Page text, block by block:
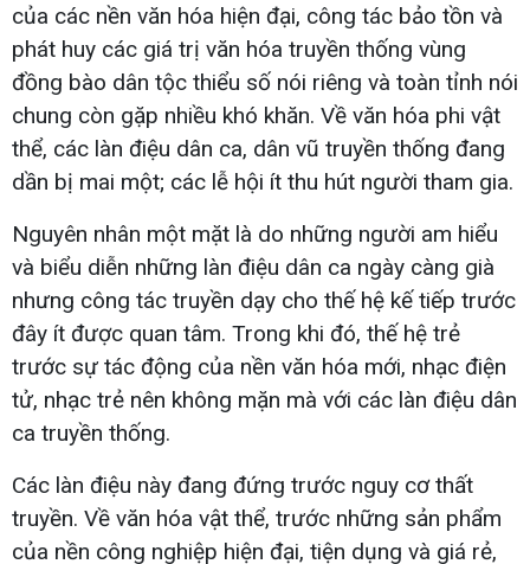
của các nền văn hóa hiện đại, công tác bảo tồn và
phát huy các giá trị văn hóa truyền thống vùng
đồng bào dân tộc thiểu số nói riêng và toàn tỉnh nói
chung còn gặp nhiều khó khăn. Về văn hóa phi vật
thể, các làn điệu dân ca, dân vũ truyền thống đang
dần bị mai một; các lễ hội ít thu hút người tham gia.
Nguyên nhân một mặt là do những người am hiểu
và biểu diễn những làn điệu dân ca ngày càng già
nhưng công tác truyền dạy cho thế hệ kế tiếp trước
đây ít được quan tâm. Trong khi đó, thế hệ trẻ
trước sự tác động của nền văn hóa mới, nhạc điện
tử, nhạc trẻ nên không mặn mà với các làn điệu dân
ca truyền thống.
Các làn điệu này đang đứng trước nguy cơ thất
truyền. Về văn hóa vật thể, trước những sản phẩm
của nền công nghiệp hiện đại, tiện dụng và giá rẻ,